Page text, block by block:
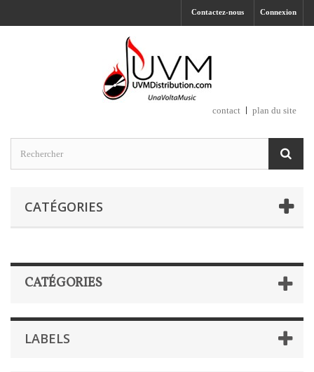
Connexion
Contactez-nous
contact plan du site
CATÉGORIES
CATÉGORIES
LABELS